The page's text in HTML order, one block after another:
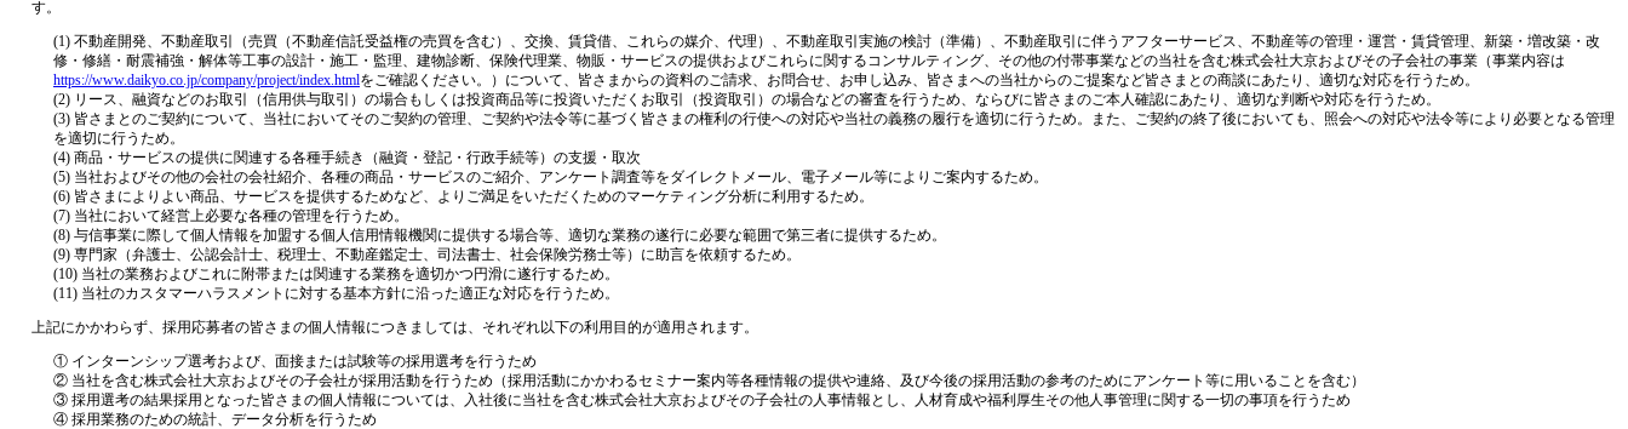
す。
(1) 不動産開発、不動産取引（売買（不動産信託受益権の売買を含む）、交換、賃貸借、これらの媒介、代理）、不動産取引実施の検討（準備）、不動産取引に伴うアフターサービス、不動産等の管理・運営・賃貸管理、新築・増改築・改
修・修繕・耐震補強・解体等工事の設計・施工・監理、建物診断、保険代理業、物販・サービスの提供およびこれらに関するコンサルティング、その他の付帯事業などの当社を含む株式会社大京およびその子会社の事業（事業内容は
https://www.daikyo.co.jp/company/project/index.htmlをご確認ください。）について、皆さまからの資料のご請求、お問合せ、お申し込み、皆さまへの当社からのご提案など皆さまとの商談にあたり、適切な対応を行うため。
(2) リース、融資などのお取引（信用供与取引）の場合もしくは投資商品等に投資いただくお取引（投資取引）の場合などの審査を行うため、ならびに皆さまのご本人確認にあたり、適切な判断や対応を行うため。
(3) 皆さまとのご契約について、当社においてそのご契約の管理、ご契約や法令等に基づく皆さまの権利の行使への対応や当社の義務の履行を適切に行うため。また、ご契約の終了後においても、照会への対応や法令等により必要となる管理
を適切に行うため。
(4) 商品・サービスの提供に関連する各種手続き（融資・登記・行政手続等）の支援・取次
(5) 当社およびその他の会社の会社紹介、各種の商品・サービスのご紹介、アンケート調査等をダイレクトメール、電子メール等によりご案内するため。
(6) 皆さまによりよい商品、サービスを提供するためなど、よりご満足をいただくためのマーケティング分析に利用するため。
(7) 当社において経営上必要な各種の管理を行うため。
(8) 与信事業に際して個人情報を加盟する個人信用情報機関に提供する場合等、適切な業務の遂行に必要な範囲で第三者に提供するため。
(9) 専門家（弁護士、公認会計士、税理士、不動産鑑定士、司法書士、社会保険労務士等）に助言を依頼するため。
(10) 当社の業務およびこれに附帯または関連する業務を適切かつ円滑に遂行するため。
(11) 当社のカスタマーハラスメントに対する基本方針に沿った適正な対応を行うため。
上記にかかわらず、採用応募者の皆さまの個人情報につきましては、それぞれ以下の利用目的が適用されます。
① インターンシップ選考および、面接または試験等の採用選考を行うため
② 当社を含む株式会社大京およびその子会社が採用活動を行うため（採用活動にかかわるセミナー案内等各種情報の提供や連絡、及び今後の採用活動の参考のためにアンケート等に用いることを含む）
③ 採用選考の結果採用となった皆さまの個人情報については、入社後に当社を含む株式会社大京およびその子会社の人事情報とし、人材育成や福利厚生その他人事管理に関する一切の事項を行うため
④ 採用業務のための統計、データ分析を行うため